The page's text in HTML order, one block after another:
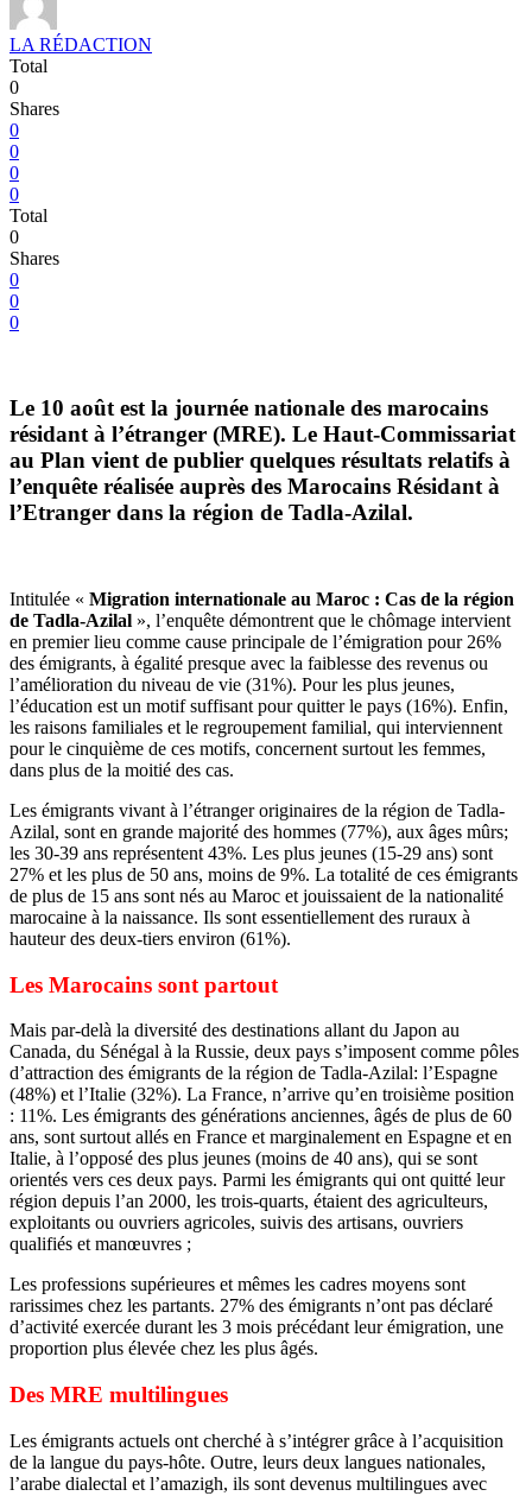
LA RÉDACTION
Total
0
Shares
0
0
0
0
Total
0
Shares
0
0
0
Le 10 août est la journée nationale des marocains
résidant à l’étranger (MRE). Le Haut-Commissariat
au Plan vient de publier quelques résultats relatifs à
l’enquête réalisée auprès des Marocains Résidant à
l’Etranger dans la région de Tadla-Azilal.
Intitulée « Migration internationale au Maroc : Cas de la région
de Tadla-Azilal », l’enquête démontrent que le chômage intervient
en premier lieu comme cause principale de l’émigration pour 26%
des émigrants, à égalité presque avec la faiblesse des revenus ou
l’amélioration du niveau de vie (31%). Pour les plus jeunes,
l’éducation est un motif suffisant pour quitter le pays (16%). Enfin,
les raisons familiales et le regroupement familial, qui interviennent
pour le cinquième de ces motifs, concernent surtout les femmes,
dans plus de la moitié des cas.
Les émigrants vivant à l’étranger originaires de la région de Tadla-
Azilal, sont en grande majorité des hommes (77%), aux âges mûrs;
les 30-39 ans représentent 43%. Les plus jeunes (15-29 ans) sont
27% et les plus de 50 ans, moins de 9%. La totalité de ces émigrants
de plus de 15 ans sont nés au Maroc et jouissaient de la nationalité
marocaine à la naissance. Ils sont essentiellement des ruraux à
hauteur des deux-tiers environ (61%).
Les Marocains sont partout
Mais par-delà la diversité des destinations allant du Japon au
Canada, du Sénégal à la Russie, deux pays s’imposent comme pôles
d’attraction des émigrants de la région de Tadla-Azilal: l’Espagne
(48%) et l’Italie (32%). La France, n’arrive qu’en troisième position
: 11%. Les émigrants des générations anciennes, âgés de plus de 60
ans, sont surtout allés en France et marginalement en Espagne et en
Italie, à l’opposé des plus jeunes (moins de 40 ans), qui se sont
orientés vers ces deux pays. Parmi les émigrants qui ont quitté leur
région depuis l’an 2000, les trois-quarts, étaient des agriculteurs,
exploitants ou ouvriers agricoles, suivis des artisans, ouvriers
qualifiés et manœuvres ;
Les professions supérieures et mêmes les cadres moyens sont
rarissimes chez les partants. 27% des émigrants n’ont pas déclaré
d’activité exercée durant les 3 mois précédant leur émigration, une
proportion plus élevée chez les plus âgés.
Des MRE multilingues
Les émigrants actuels ont cherché à s’intégrer grâce à l’acquisition
de la langue du pays-hôte. Outre, leurs deux langues nationales,
l’arabe dialectal et l’amazigh, ils sont devenus multilingues avec